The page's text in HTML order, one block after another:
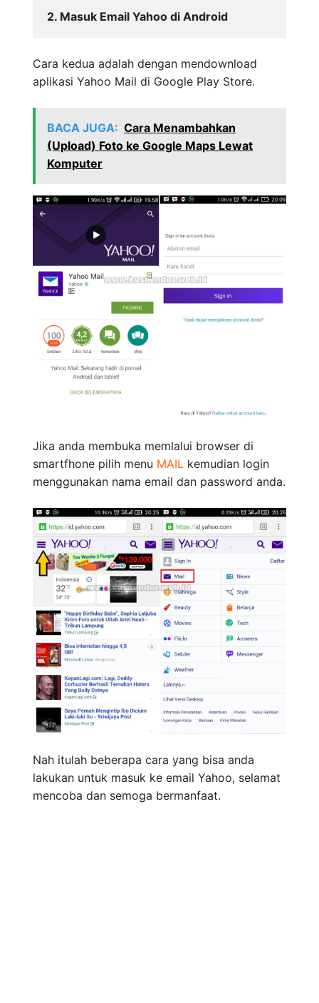
2. Masuk Email Yahoo di Android
Cara kedua adalah dengan mendownload
aplikasi Yahoo Mail di Google Play Store.
BACA JUGA: Cara Menambahkan
(Upload) Foto ke Google Maps Lewat
Komputer
Jika anda membuka memlalui browser di
smartfhone pilih menu MAIL kemudian login
menggunakan nama email dan password anda.
Nah itulah beberapa cara yang bisa anda
lakukan untuk masuk ke email Yahoo, selamat
mencoba dan semoga bermanfaat.